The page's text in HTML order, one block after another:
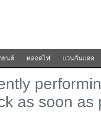
ยนต์ หลอดไฟ แว่นกันแดด
as soon